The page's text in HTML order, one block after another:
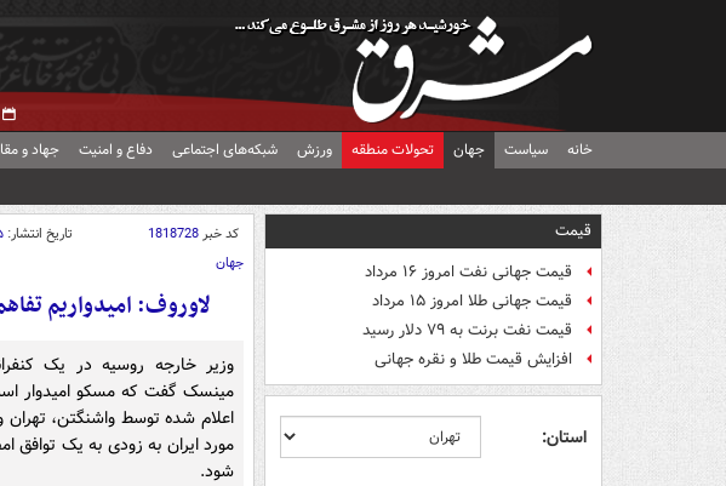
خانه سیاست جهان تحولات منطقه ورزش شبکه‌های اجتماعی دفاع و امنیت جهاد و
قیمت
قیمت جهانی نفت امروز ۱۶ مرداد
قیمت جهانی طلا امروز ۱۵ مرداد
قیمت نفت برنت به ۷۹ دلار رسید
افزایش قیمت طلا و نقره جهانی
استان:
کد خبر1818728 تاریخ انتشار: ۲۵
جهان
لاوروف: امیدواریم
وزیر خارجه روسیه در یک
مینسک گفت که مسکو امیدوار
اعلام شده توسط واشنگتن، تهران
مورد ایران به زودی به یک توافق
شود.